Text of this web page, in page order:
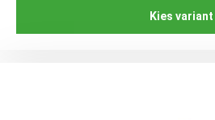
Kies variant